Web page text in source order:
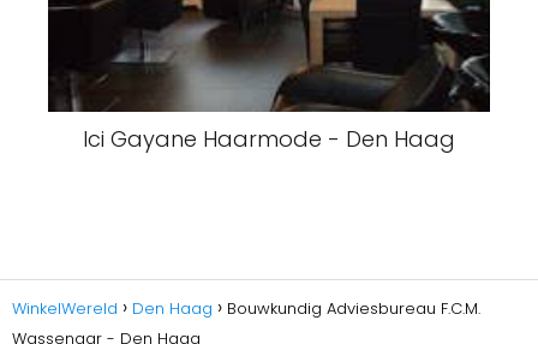
Ici Gayane Haarmode - Den Haag
WinkelWereld Den Haag
Bouwkundig Adviesbureau F.C.M.
Wassenaar - Den Haag